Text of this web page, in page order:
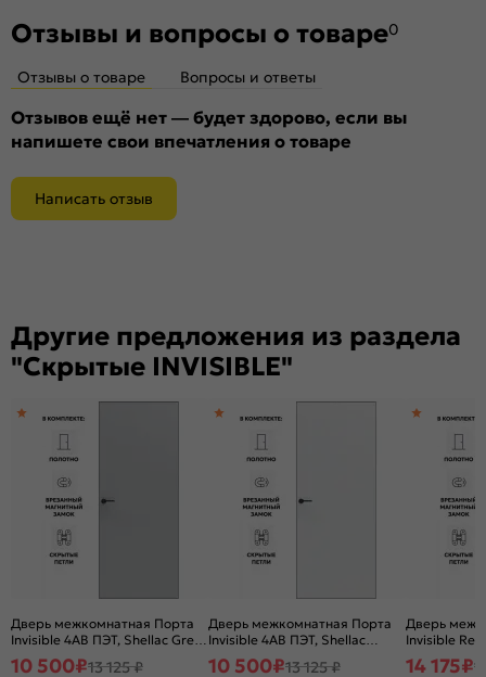
Отзывы и вопросы о товаре0
Отзывы о товаре Вопросы и ответы
Отзывов ещё нет — будет здорово, если вы
напишете свои впечатления о товаре
Написать отзыв
Другие предложения из раздела
"Скрытые INVISIBLE"
Дверь межкомнатная Порта
Invisible 4AB ПЭТ, Shellac Grey,
глухая, скрытая, кромка
алюминиевая черная
10 500₽13 125 ₽
Дверь межкомнатная Порта
Invisible 4AB ПЭТ, Shellac
White, глухая, скрытая,
кромка алюминиевая черная
10 500₽13 125 ₽
Дверь
Invisible
глухая,
14 175₽